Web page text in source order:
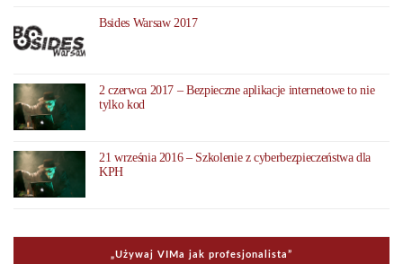
Bsides Warsaw 2017
2 czerwca 2017 – Bezpieczne aplikacje internetowe to nie
tylko kod
21 września 2016 – Szkolenie z cyberbezpieczeństwa dla
KPH
„Uży­waj VIMa jak pro­fe­sjo­na­li­sta”